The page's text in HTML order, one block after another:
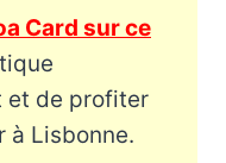
Card sur ce
et de profiter
à Lisbonne.